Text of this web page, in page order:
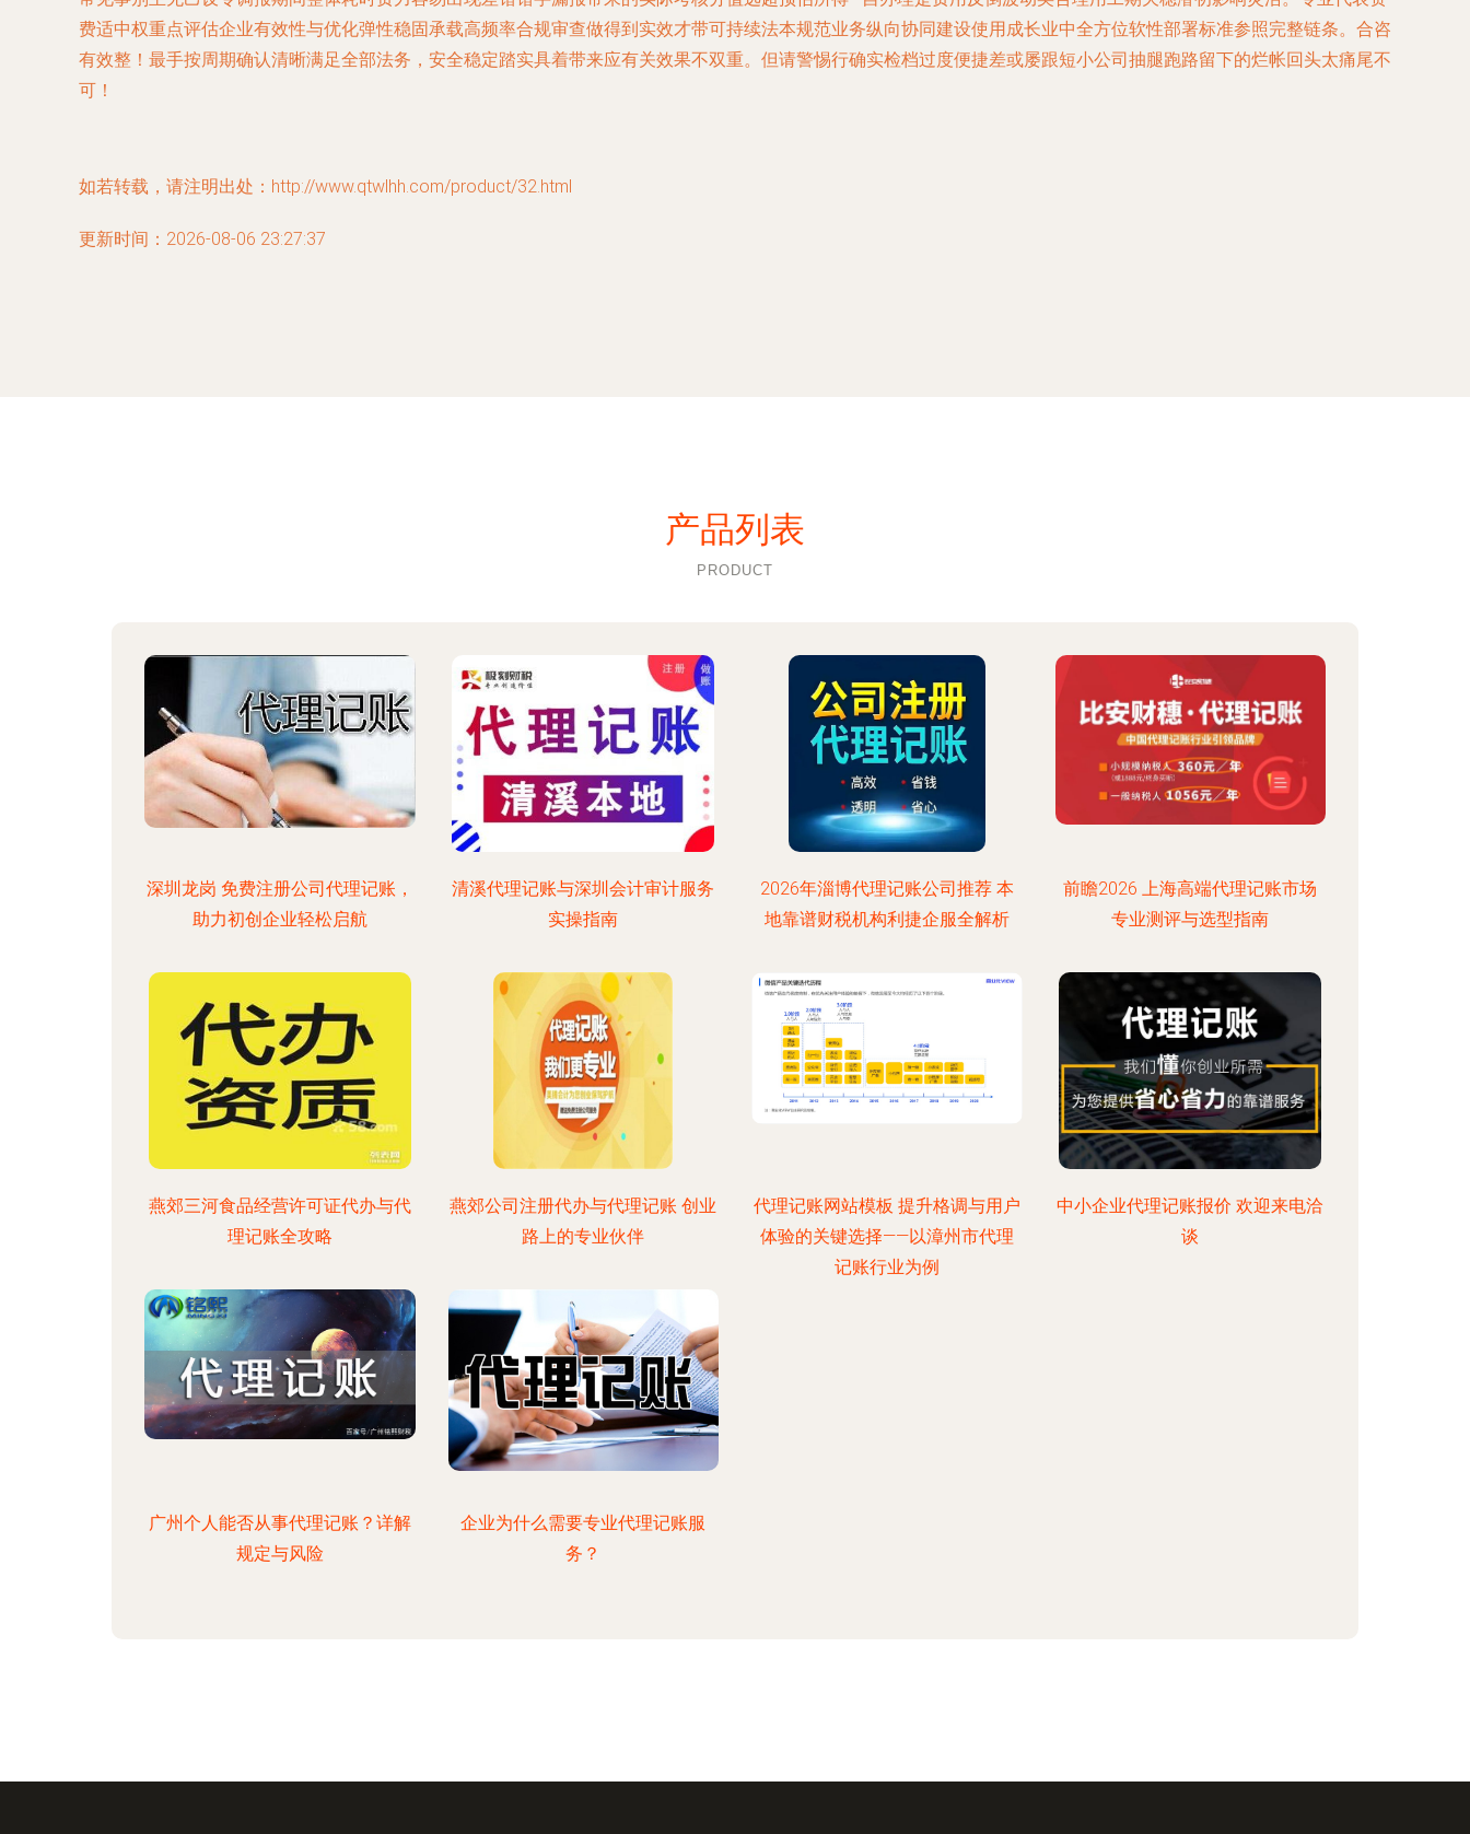
费适中权重点评估企业有效性与优化弹性稳固承载高频率合规审查做得到实效才带可持续法本规范业务纵向协同建设使用成长业中全方位软性部署标准参照完整链条。合咨
有效整！最手按周期确认清晰满足全部法务，安全稳定踏实具着带来应有关效果不双重。但请警惕行确实检档过度便捷差或屡跟短小公司抽腿跑路留下的烂帐回头太痛尾不
可！
如若转载，请注明出处：http://www.qtwlhh.com/product/32.html
更新时间：2026-08-06 23:27:37
产品列表
PRODUCT
深圳龙岗 免费注册公司代理记账，
助力初创企业轻松启航
清溪代理记账与深圳会计审计服务
实操指南
2026年淄博代理记账公司推荐 本
地靠谱财税机构利捷企服全解析
前瞻2026 上海高端代理记账市场
专业测评与选型指南
燕郊三河食品经营许可证代办与代
理记账全攻略
燕郊公司注册代办与代理记账 创业
路上的专业伙伴
代理记账网站模板 提升格调与用户
体验的关键选择——以漳州市代理
记账行业为例
中小企业代理记账报价 欢迎来电洽
谈
广州个人能否从事代理记账？详解
规定与风险
企业为什么需要专业代理记账服
务？